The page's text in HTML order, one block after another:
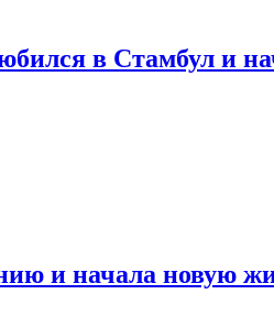
в Стамбул и
и начала новую